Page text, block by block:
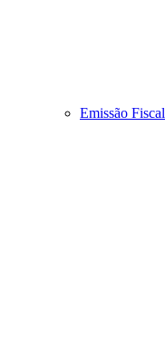
Emissão Fiscal